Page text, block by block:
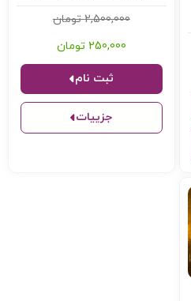
2,500,000 تومان
250,000 تومان
جزییات
ثبت نام